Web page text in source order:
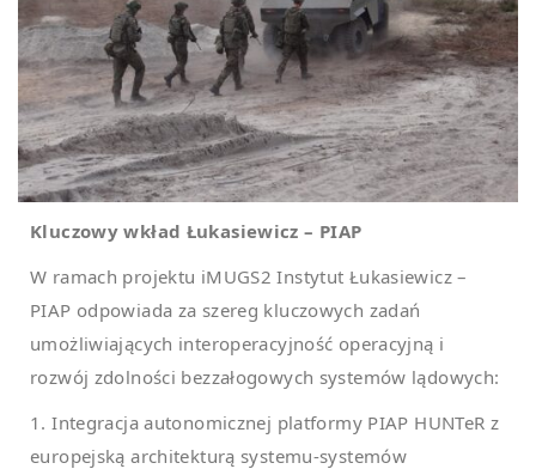
Kluczowy wkład Łukasiewicz – PIAP
W ramach projektu iMUGS2 Instytut Łukasiewicz –
PIAP odpowiada za szereg kluczowych zadań
umożliwiających interoperacyjność operacyjną i
rozwój zdolności bezzałogowych systemów lądowych:
1. Integracja autonomicznej platformy PIAP HUNTeR z
europejską architekturą systemu-systemów